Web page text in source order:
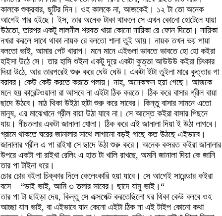
কালকে শুক্রবার, ছুটির দিন। ওহ কালকে না, আজকেই। ১২ টা তো অনেক
আগেই পার হইছে। ইস, তার অনেক টাকা থাকলে সে এখন কোনো হোটেলে যায়া
উঠতো, তারপর একটু লালনীল শরবত খায়া কোনো নায়িকা রে ফোন দিতো। নায়িকা
নখরা করলে সাথে থাকা নায়ক রে বলতো শালা তুই আয়। নায়ক তখন ভয় পায়া
বলতো ভাই, আমার পেট খারাপ। মনে মানে এইগুলা ভাবতে ভাবতে হো হো কইরা
হাইসা উঠে সে। তার হাসি শুইনা একটু দূরে একটা কুত্তা আউউউ কইরা চিৎকার
দিয়া উঠে, আর তারপরেই শুরু করে ঘেউ ঘেউ। একটা ইটা তুইলা মারে কুত্তার গা
বরাবর। কেউ কেউ করতে করতে পলায়। নাহ, অনেকক্ষন হয়া গেছে। আজকে
মনে হয় কারেন্টওয়ালা রা আসবে না এইটা ঠিক করতে। ঠিক করে বাসার গ্রীল বায়া
ছাদে উঠবে। মাঠ থিকা উইঠা হাটা শুরু করে সাবের। কিন্তু বাসার সামনে এতো
মানুষ, এর মাঝেখানে গ্রীল বায়া উঠা যাবে না। সে আস্তে কইরা বাসার পিছনে
যায়। নীচতলার একটা জানালা খোলা। ঠিক করে এই জানালা দিয়া ই উঠা লাগবে।
গ্রামে থাকতে ঘরের জানালার সাথে লাগানো বড়ই গাছে কত উঠছে এইভাবে।
জানালার গ্রীল এ পা রাইখা সে ছাদে উঠা শুরু করে। অনেক কসরত কইরা জানালার
উপরে একটা পা রাইখা রেলিং এ হাত টা খালি রাখছে, অমনি জানালা দিয়া কে জানি
তার পা টাইনা ধরে।
চোর চোর বইলা চিক্কার দিলে কেলেংকারি হয়া যাবে। সে আগেই সারেন্ডার কইরা
বসে – “ভাই ভাই, আমি ৩ তলার সাবের। ছাদে যামু ভাই।“
তার পা টা ছাইড়া দেয়, কিন্তু সে এক্সপেক্ট করতেছিলো ঘর থিকা কেউ বলবে ওহ
আচ্ছা যান ভাই, বা এইভাবে যান কেনো এইটা ঠিক না এই টাইপ কোনো কথা